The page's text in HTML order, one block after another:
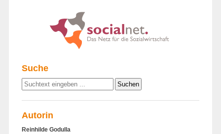
Suche
Autorin
Reinhilde Godulla